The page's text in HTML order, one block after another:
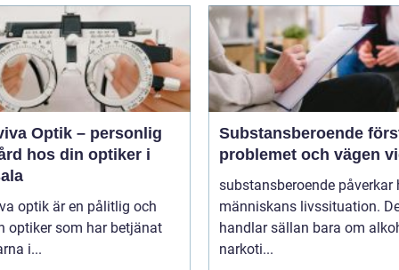
Optik – personlig
hos din optiker i
optik är en pålitlig och
optiker som har betjänat
i...
Substansberoende förstå
problemet och vägen
substansberoende påverkar
människans livssituation.
handlar sällan bara om
narkoti...